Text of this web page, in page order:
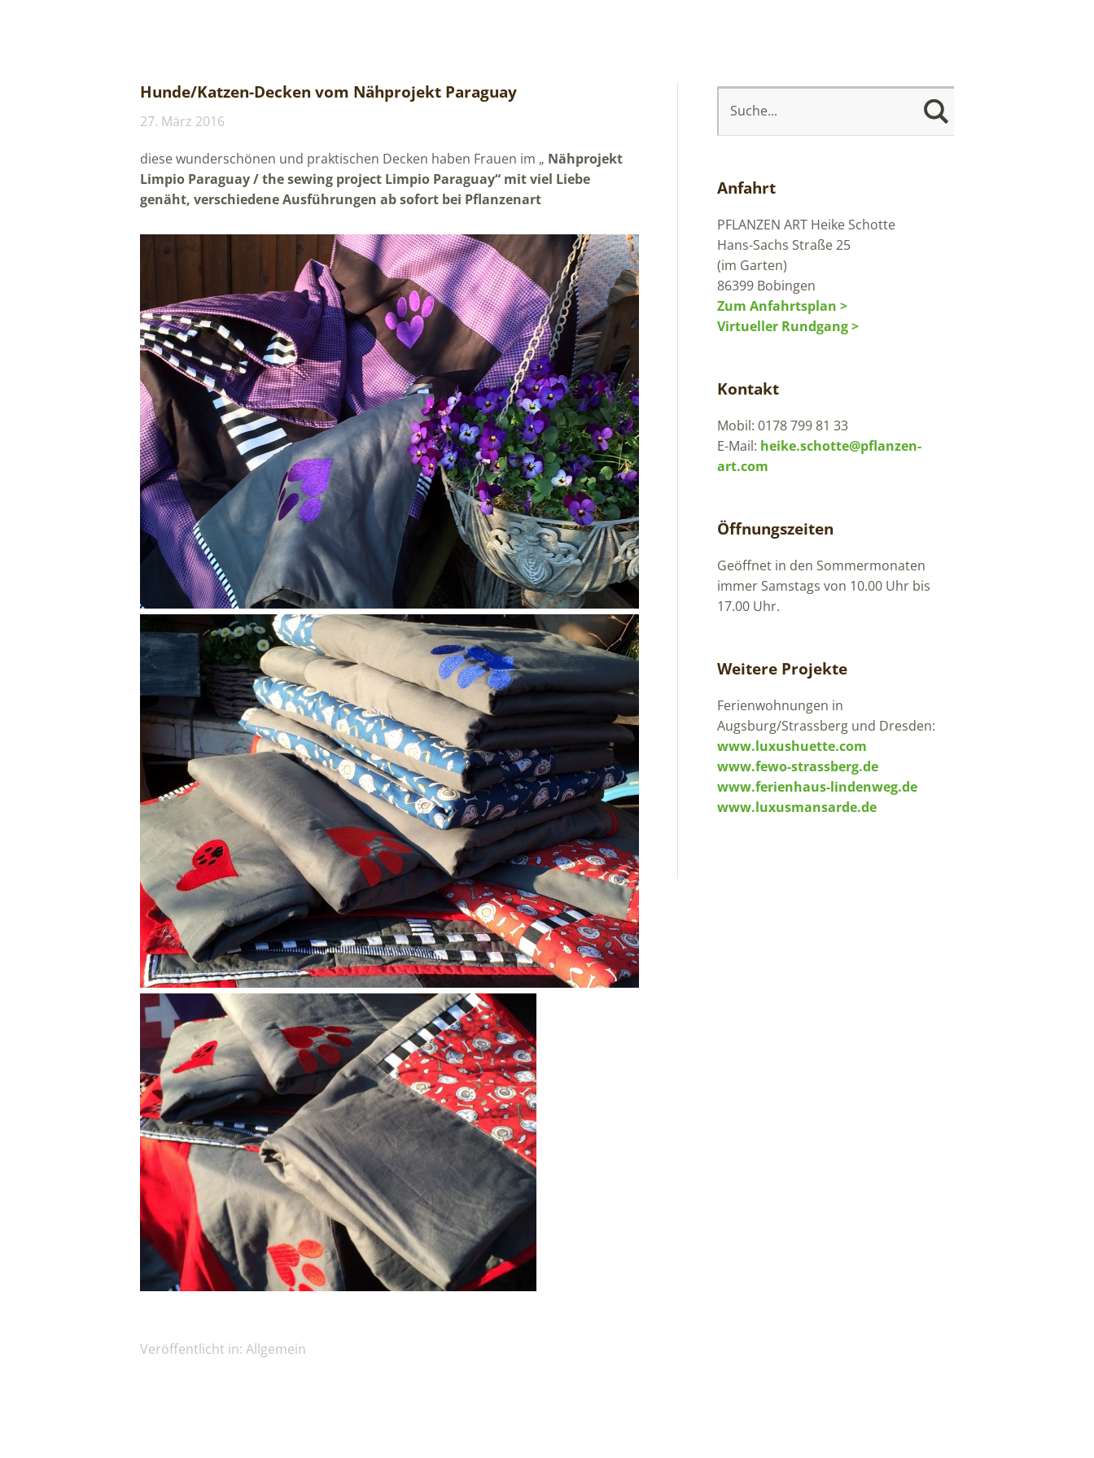
Hunde/Katzen-Decken vom Nähprojekt Paraguay
27. März 2016
diese wunderschönen und praktischen Decken haben Frauen im „ Nähprojekt
Limpio Paraguay / the sewing project Limpio Paraguay“ mit viel Liebe
genäht, verschiedene Ausführungen ab sofort bei Pflanzenart
Veröffentlicht in: Allgemein
Anfahrt
PFLANZEN ARTHeike Schotte
Hans-Sachs Straße 25
(im Garten)
86399 Bobingen
Zum Anfahrtsplan >
Virtueller Rundgang >
Kontakt
Mobil: 0178 799 81 33
E-Mail: heike.schotte@pflanzen-
art.com
Öffnungszeiten
Geöffnet in den Sommermonaten
immer Samstags von 10.00 Uhr bis
17.00 Uhr.
Weitere Projekte
Ferienwohnungen in
Augsburg/Strassberg und Dresden:
www.luxushuette.com
www.fewo-strassberg.de
www.ferienhaus-lindenweg.de
www.luxusmansarde.de